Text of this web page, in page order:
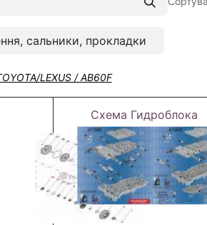
сальники, прокладки
LEXUS / AB60F
Схема Гидроблока